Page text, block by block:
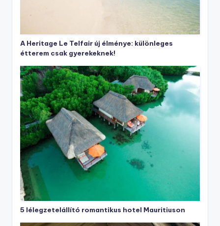
A Heritage Le Telfair új élménye: különleges
étterem csak gyerekeknek!
5 lélegzetelállító romantikus hotel Mauritiuson